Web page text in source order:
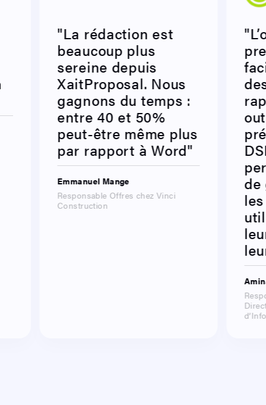
"La rédaction est
beaucoup plus
sereine depuis
XaitProposal. Nous
gagnons du temps :
entre 40 et 50%
peut-être même plus
par rapport à Word"
Emmanuel Mange
Responsable Offres chez Vinci
Construction
de